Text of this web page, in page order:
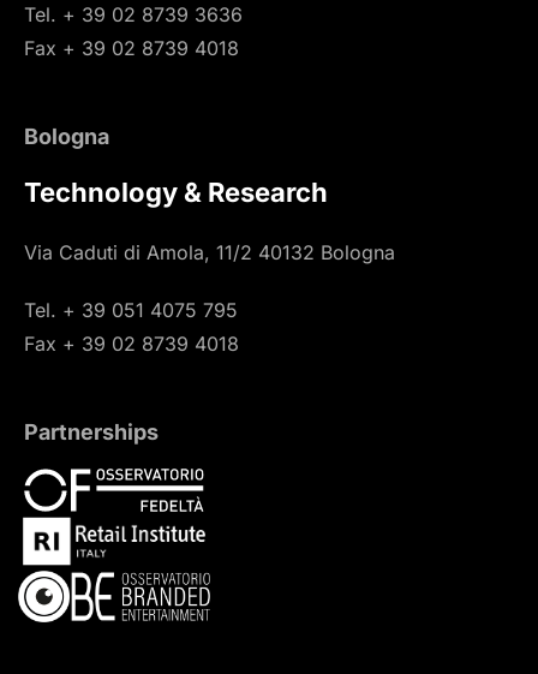
Tel. + 39 02 8739 3636
Fax + 39 02 8739 4018
Bologna
Technology & Research
Via Caduti di Amola, 11/2 40132 Bologna
Tel. + 39 051 4075 795
Fax + 39 02 8739 4018
Partnerships